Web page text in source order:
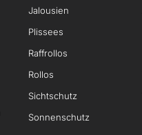
Jalousien
Plissees
Raffrollos
Rollos
Sichtschutz
Sonnenschutz